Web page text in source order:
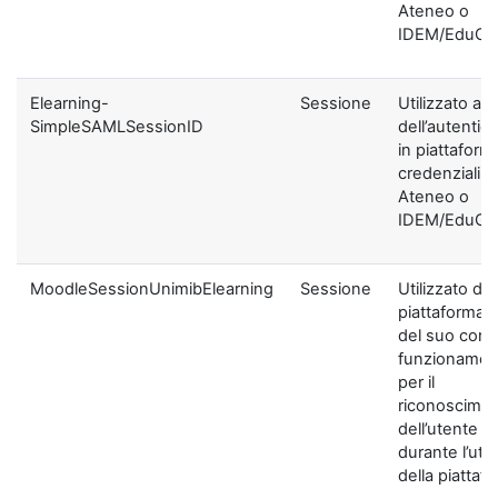
Ateneo o
IDEM/
Elearning-
SimpleSAMLSessionID
Sessione
Utilizzato ai
in
credenziali di
Ateneo o
IDEM/
MoodleSessionUnimibElearning Sessione
Utilizzato
piattaforma
del suo
per il
dell’utente
durante
della